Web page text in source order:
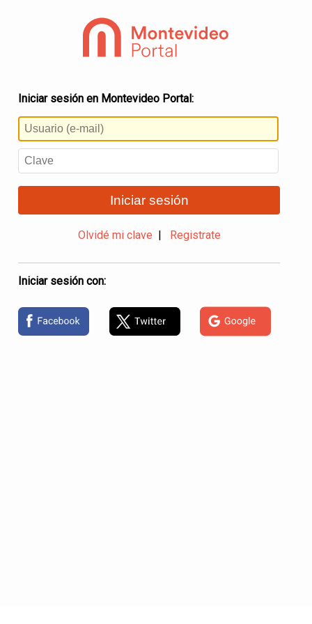
Iniciar sesión en Montevideo Portal:
Iniciar sesión
Olvidé mi clave Registrate
Iniciar sesión con: